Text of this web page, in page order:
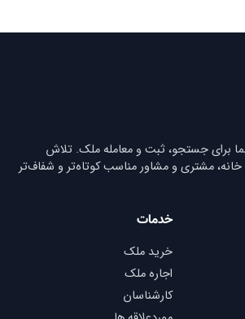
برای جستجو، ثبت و معامله ملک. تلاش
مشتری و مشاور مناسب کوتاه‌تر و شفاف‌تر
خدمات
خرید ملک
اجاره ملک
کارشناسان